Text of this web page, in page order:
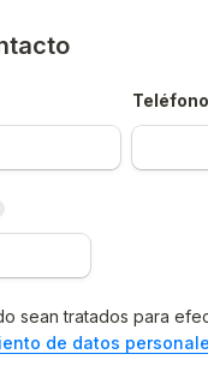
sean tratados para
de datos